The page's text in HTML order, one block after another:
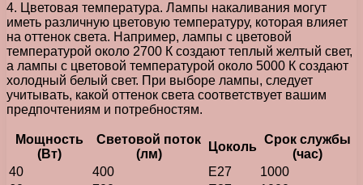
4. Цветовая температура. Лампы накаливания могут
иметь различную цветовую температуру, которая влияет
на оттенок света. Например, лампы с цветовой
температурой около 2700 К создают теплый желтый свет,
а лампы с цветовой температурой около 5000 К создают
холодный белый свет. При выборе лампы, следует
учитывать, какой оттенок света соответствует вашим
предпочтениям и потребностям.
Мощность
(Вт)
Световой поток
(лм)
Цоколь
Срок службы
(час)
40
400 Е27
1000